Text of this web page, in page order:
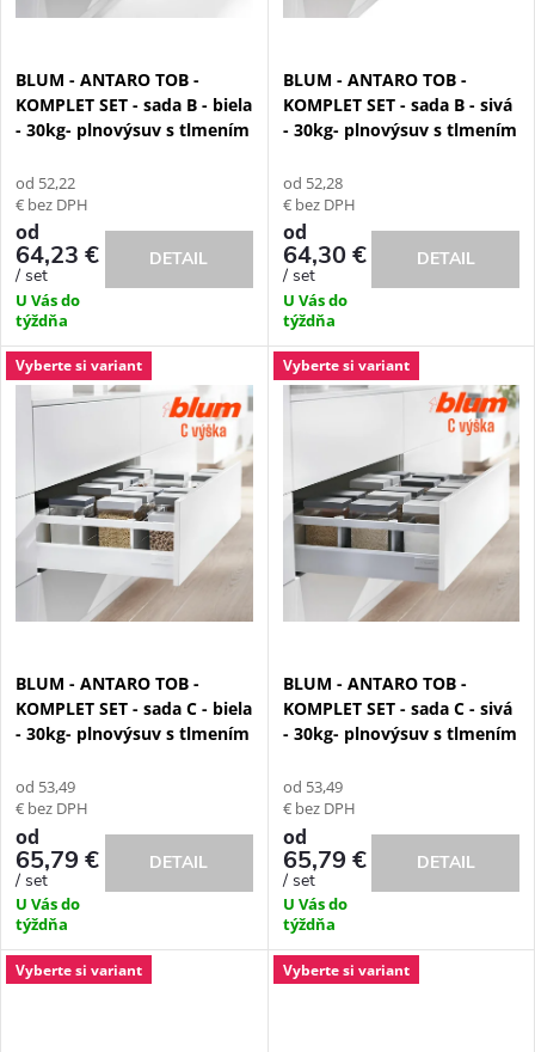
e
p
o
d
u
k
o
v
p
r
o
d
u
k
o
v
BLUM - ANTARO TOB -
KOMPLET SET - sada B - biela
- 30kg- plnovýsuv s tlmením
od 52,22
€ bez DPH
od
64,23 €
/ set
U Vás do
týždňa
DETAIL
BLUM - ANTARO TOB -
KOMPLET SET - sada B - sivá
- 30kg- plnovýsuv s tlmením
od 52,28
€ bez DPH
od
64,30 €
/ set
U Vás do
týždňa
DETAIL
Vyberte si variant
BLUM - ANTARO TOB -
KOMPLET SET - sada C - biela
- 30kg- plnovýsuv s tlmením
od 53,49
€ bez DPH
od
65,79 €
/ set
U Vás do
týždňa
DETAIL
Vyberte si variant
BLUM - ANTARO TOB -
KOMPLET SET - sada C - sivá
- 30kg- plnovýsuv s tlmením
od 53,49
€ bez DPH
od
65,79 €
/ set
U Vás do
týždňa
DETAIL
Vyberte si variant Vyberte si variant